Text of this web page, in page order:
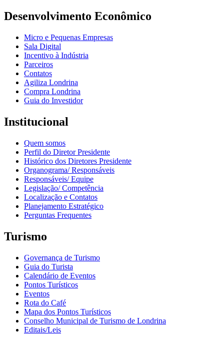
Desenvolvimento Econômico
Micro e Pequenas Empresas
Sala Digital
Incentivo à Indústria
Parceiros
Contatos
Agiliza Londrina
Compra Londrina
Guia do Investidor
Institucional
Quem somos
Perfil do Diretor Presidente
Histórico dos Diretores Presidente
Organograma/ Responsáveis
Responsáveis/ Equipe
Legislação/ Competência
Localização e Contatos
Planejamento Estratégico
Perguntas Frequentes
Turismo
Governança de Turismo
Guia do Turista
Calendário de Eventos
Pontos Turísticos
Eventos
Rota do Café
Mapa dos Pontos Turísticos
Conselho Municipal de Turismo de Londrina
Editais/Leis